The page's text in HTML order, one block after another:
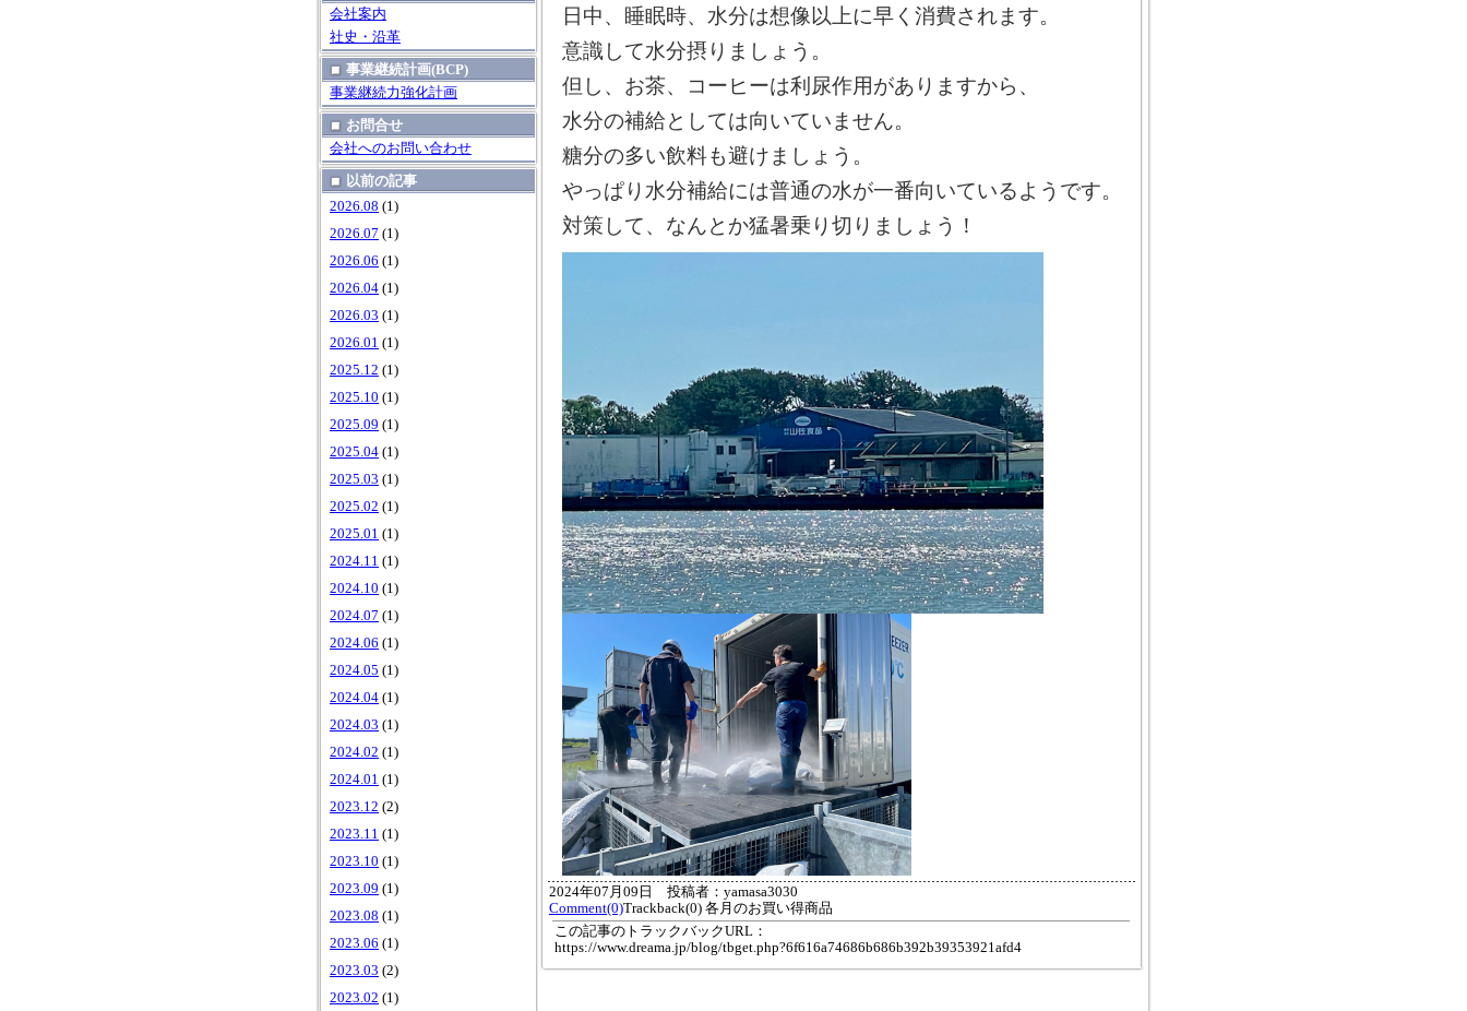
会社案内
社史・沿革
事業継続計画(BCP)
事業継続力強化計画
お問合せ
会社へのお問い合わせ
以前の記事
2026.08 (1)
2026.07 (1)
2026.06 (1)
2026.04 (1)
2026.03 (1)
2026.01 (1)
2025.12 (1)
2025.10 (1)
2025.09 (1)
2025.04 (1)
2025.03 (1)
2025.02 (1)
2025.01 (1)
2024.11 (1)
2024.10 (1)
2024.07 (1)
2024.06 (1)
2024.05 (1)
2024.04 (1)
2024.03 (1)
2024.02 (1)
2024.01 (1)
2023.12 (2)
2023.11 (1)
2023.10 (1)
2023.09 (1)
2023.08 (1)
2023.06 (1)
2023.03 (2)
2023.02 (1)
日中、睡眠時、水分は想像以上に早く消費されます。
意識して水分摂りましょう。
但し、お茶、コーヒーは利尿作用がありますから、
水分の補給としては向いていません。
糖分の多い飲料も避けましょう。
やっぱり水分補給には普通の水が一番向いているようです。
対策して、なんとか猛暑乗り切りましょう！
2024年07月09日 投稿者：yamasa3030
Comment(0)Trackback(0) 各月のお買い得商品
この記事のトラックバックURL：
https://www.dreama.jp/blog/tbget.php?6f616a74686b686b392b39353921afd4